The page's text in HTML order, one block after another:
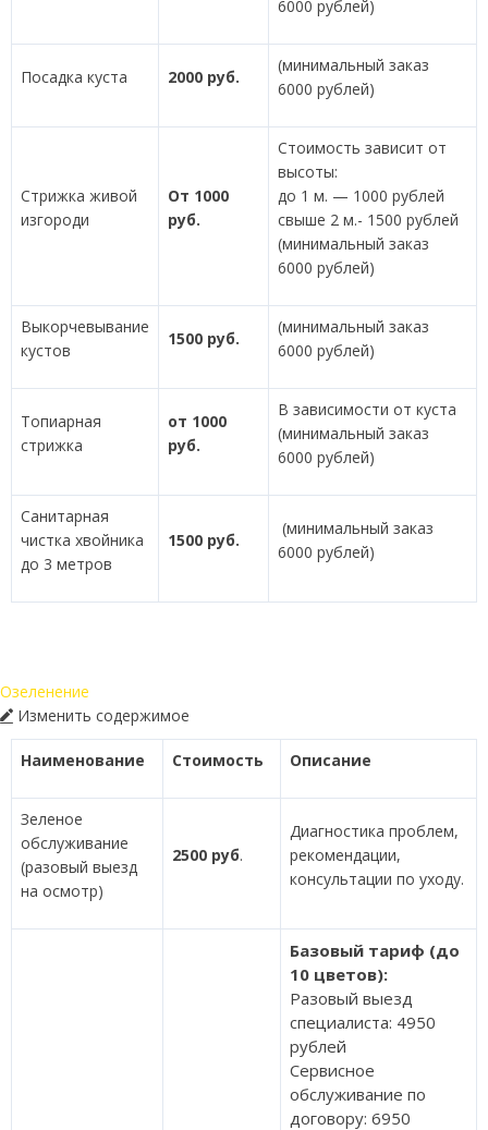
6000 рублей)
Посадка куста 2000 руб.
(минимальный заказ
6000 рублей)
Стрижка живой
изгороди
От 1000
руб.
Стоимость зависит от
высоты:
до 1 м. — 1000 рублей
свыше 2 м.- 1500 рублей
(минимальный заказ
6000 рублей)
Выкорчевывание
кустов
1500 руб.
(минимальный заказ
6000 рублей)
Топиарная
стрижка
от 1000
руб.
В зависимости от куста
(минимальный заказ
6000 рублей)
Санитарная
чистка хвойника
до 3 метров
1500 руб.
(минимальный заказ
6000 рублей)
Озеленение
Изменить содержимое
Наименование Стоимость Описание
Зеленое
обслуживание
(разовый выезд
на осмотр)
2500 руб.
Диагностика проблем,
рекомендации,
консультации по уходу.
Базовый тариф (до
10 цветов):
Разовый выезд
специалиста: 4950
рублей
Сервисное
обслуживание по
договору: 6950